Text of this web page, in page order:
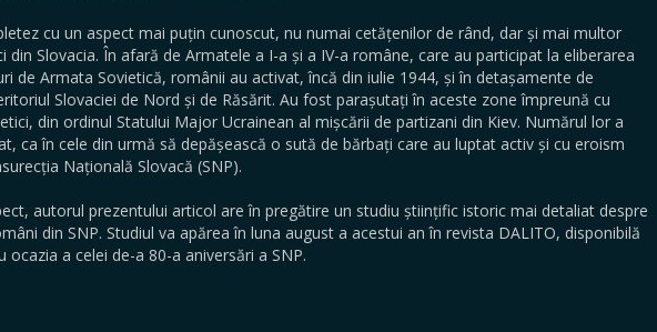
cu un aspect mai puțin cunoscut, nu numai cetățenilor de rând, dar și mai multor
din Slovacia. În afară de Armatele a I-a și a IV-a române, care au participat la eliberarea
de Armata Sovietică, românii au activat, încă din iulie 1944, și în detașamente de
Slovaciei de Nord și de Răsărit. Au fost parașutați în aceste zone împreună cu
din ordinul Statului Major Ucrainean al mișcării de partizani din Kiev. Numărul lor a
ca în cele din urmă să depășească o sută de bărbați care au luptat activ și cu eroism
Națională Slovacă (SNP).
autorul prezentului articol are în pregătire un studiu științific istoric mai detaliat despre
din SNP. Studiul va apărea în luna august a acestui an în revista DALITO, disponibilă
ocazia a celei de-a 80-a aniversări a SNP.